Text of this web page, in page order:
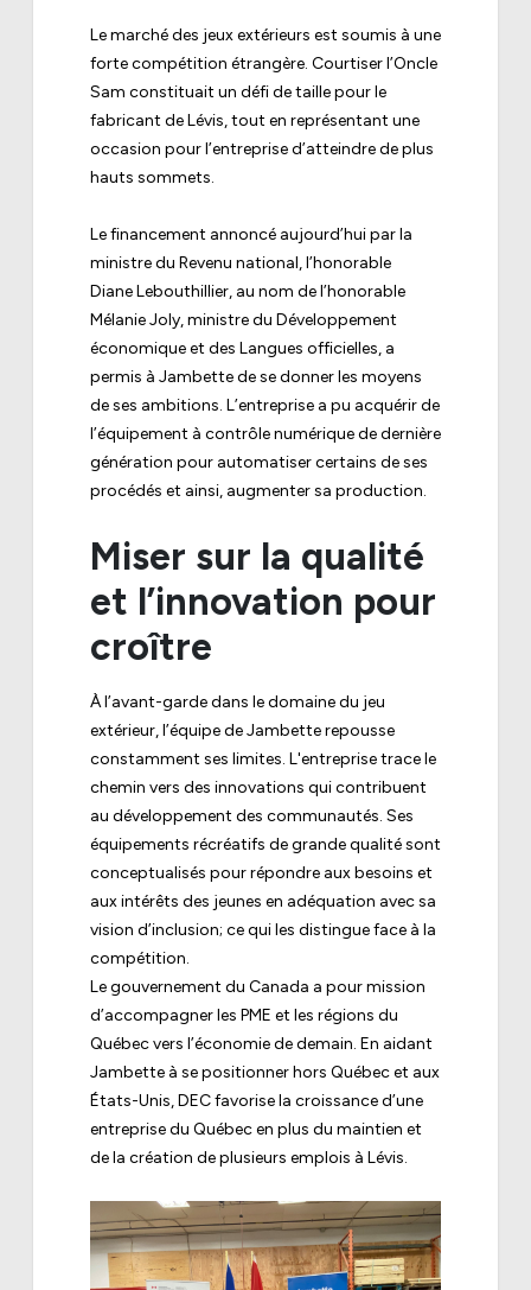
Le marché des jeux extérieurs est soumis à une
forte compétition étrangère. Courtiser l’Oncle
Sam constituait un défi de taille pour le
fabricant de Lévis, tout en représentant une
occasion pour l’entreprise d’atteindre de plus
hauts sommets.
Le financement annoncé aujourd’hui par la
ministre du Revenu national, l’honorable
Diane Lebouthillier, au nom de l’honorable
Mélanie Joly, ministre du Développement
économique et des Langues officielles, a
permis à Jambette de se donner les moyens
de ses ambitions. L’entreprise a pu acquérir de
l’équipement à contrôle numérique de dernière
génération pour automatiser certains de ses
procédés et ainsi, augmenter sa production.
Miser sur la qualité
et l’innovation pour
croître
À l’avant-garde dans le domaine du jeu
extérieur, l’équipe de Jambette repousse
constamment ses limites. L'entreprise trace le
chemin vers des innovations qui contribuent
au développement des communautés. Ses
équipements récréatifs de grande qualité sont
conceptualisés pour répondre aux besoins et
aux intérêts des jeunes en adéquation avec sa
vision d’inclusion; ce qui les distingue face à la
compétition.
Le gouvernement du Canada a pour mission
d’accompagner les PME et les régions du
Québec vers l’économie de demain. En aidant
Jambette à se positionner hors Québec et aux
États-Unis, DEC favorise la croissance d’une
entreprise du Québec en plus du maintien et
de la création de plusieurs emplois à Lévis.